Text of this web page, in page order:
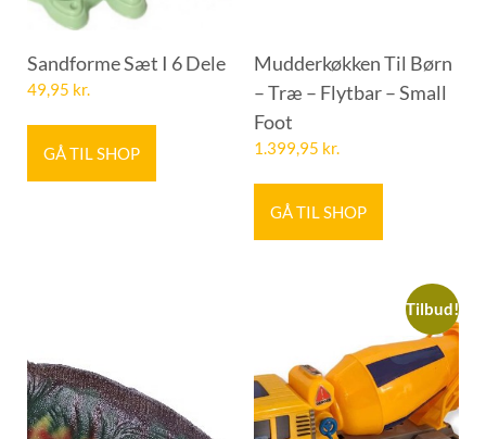
Sandforme Sæt I 6 Dele
49,95 kr.
GÅ TIL SHOP
Mudderkøkken Til Børn
– Træ – Flytbar – Small
Foot
1.399,95 kr.
GÅ TIL SHOP
Tilbud!